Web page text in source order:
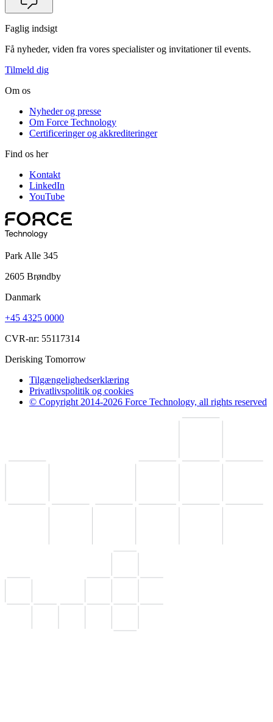
Faglig indsigt
Få nyheder, viden fra vores specialister og invitationer til events.
Tilmeld dig
Om os
Nyheder og presse
Om Force Technology
Certificeringer og akkrediteringer
Find os her
Kontakt
LinkedIn
YouTube
Park Alle 345
2605 Brøndby
Danmark
+45 4325 0000
CVR-nr: 55117314
Derisking Tomorrow
Tilgængelighedserklæring
Privatlivspolitik og cookies
© Copyright 2014-2026 Force Technology, all rights reserved